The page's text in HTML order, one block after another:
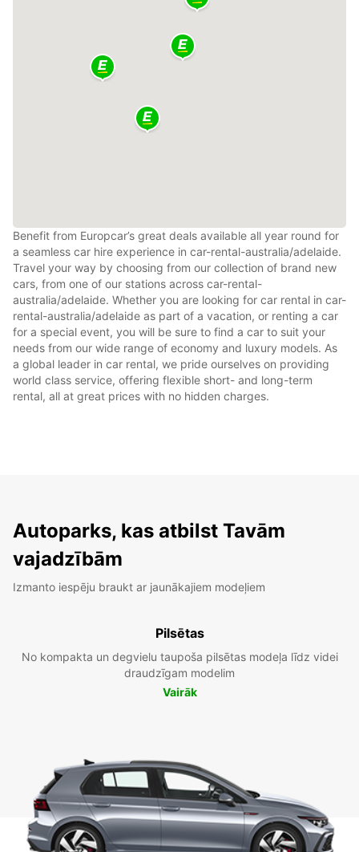
Benefit from Europcar’s great deals available all year round for
a seamless car hire experience in car-rental-australia/adelaide.
Travel your way by choosing from our collection of brand new
cars, from one of our stations across car-rental-
australia/adelaide. Whether you are looking for car rental in car-
rental-australia/adelaide as part of a vacation, or renting a car
for a special event, you will be sure to find a car to suit your
needs from our wide range of economy and luxury models. As
a global leader in car rental, we pride ourselves on providing
world class service, offering flexible short- and long-term
rental, all at great prices with no hidden charges.
Autoparks, kas atbilst Tavām
vajadzībām
Izmanto iespēju braukt ar jaunākajiem modeļiem
Pilsētas
No kompakta un degvielu taupoša pilsētas modeļa līdz videi
draudzīgam modelim
Vairāk